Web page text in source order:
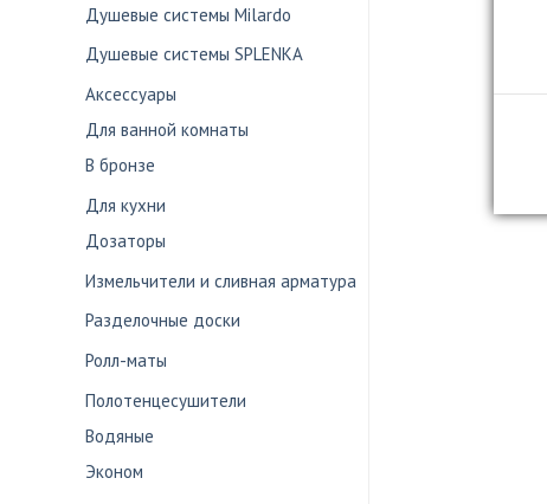
Душевые системы Milardo
Душевые системы SPLENKA
Аксессуары
Для ванной комнаты
В бронзе
Для кухни
Дозаторы
Измельчители и сливная арматура
Разделочные доски
Ролл-маты
Полотенцесушители
Водяные
Эконом